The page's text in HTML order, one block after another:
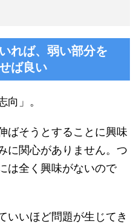
れば、弱い部分を
ば良い
向」。
ばそうとすることに興味
に関心がありません。つ
は全く興味がないので
いいほど問題が生じてき